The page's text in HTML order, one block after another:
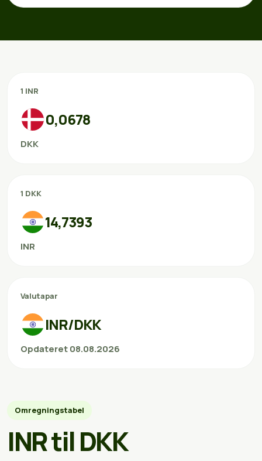
1 INR
0,0678
DKK
1 DKK
14,7393
INR
Valutapar
INR/DKK
Opdateret 08.08.2026
Omregningstabel
INR til DKK